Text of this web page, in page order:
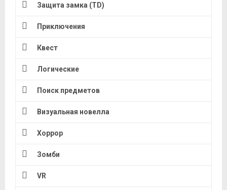
Защита замка (TD)
Приключения
Квест
Логические
Поиск предметов
Визуальная новелла
Хоррор
Зомби
VR